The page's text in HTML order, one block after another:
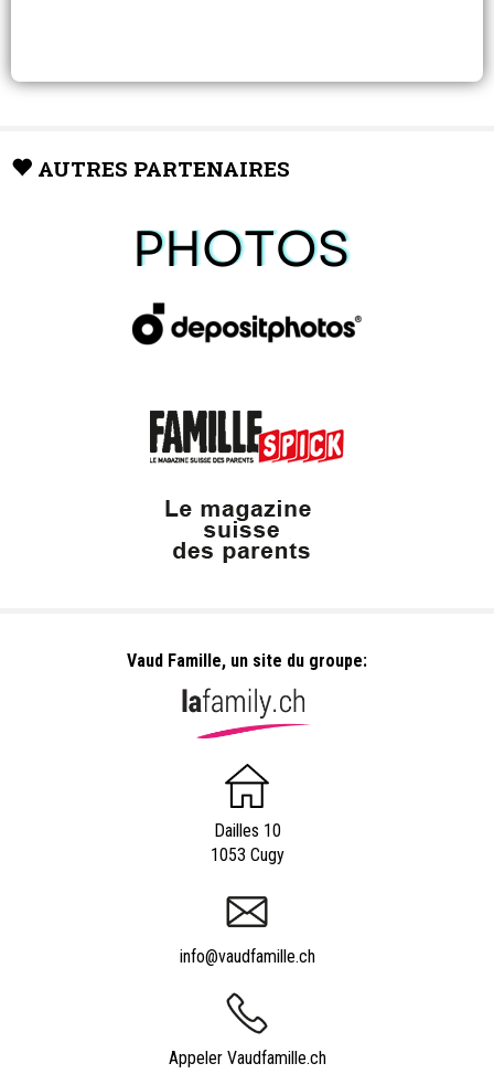
AUTRES PARTENAIRES
Vaud Famille, un site du groupe:
Dailles 10
1053 Cugy
info@vaudfamille.ch
Appeler Vaudfamille.ch